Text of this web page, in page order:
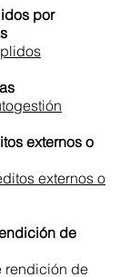
por
externos o
externos o
de
rendición de